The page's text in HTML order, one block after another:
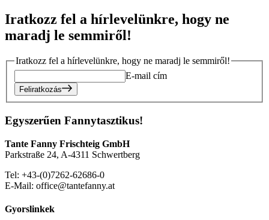
Iratkozz fel a hírlevelünkre, hogy ne
maradj le semmiről!
Iratkozz fel a hírlevelünkre, hogy ne maradj le semmiről!
E-mail cím
Feliratkozás
Egyszerűen Fannytasztikus!
Tante Fanny Frischteig GmbH
Parkstraße 24, A-4311 Schwertberg
Tel: +43-(0)7262-62686-0
E-Mail: office@tantefanny.at
Gyorslinkek